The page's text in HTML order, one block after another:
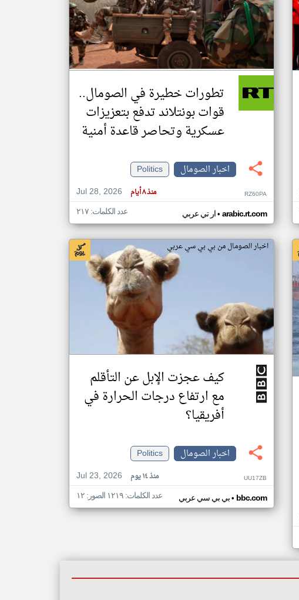
تغيير الدولة
مصادر الأخبار من الصومال
اخبار الصومال على مدار الساعة
أهم اخبار الصومال العاجلة والمباشرة
تطورات خطيرة في الصومال..
قوات بونتلاند تدفع بتعزيزات
عسكرية وتحاصر قاعدة أمنية
اخبار الصومال
Politics
Jul 28, 2026
منذ ٨ أيام RZ60PA
ار تي عربي• arabic.rt.com عدد الكلمات: ٢١٧
اخبار الصومال من بي بي سي عربي
كيف عجزت الإبل عن التأقلم
مع ارتفاع درجات الحرارة في
أفريقيا؟
اخبار الصومال
Politics
Jul 23, 2026
منذ ١٤ يوم UU17ZB
بي بي سي عربي• bbc.com عدد الكلمات: ١٢١٩ الصور: ١٢
klyoum.com